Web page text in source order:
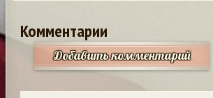
Комментарии
Добавить комментарий